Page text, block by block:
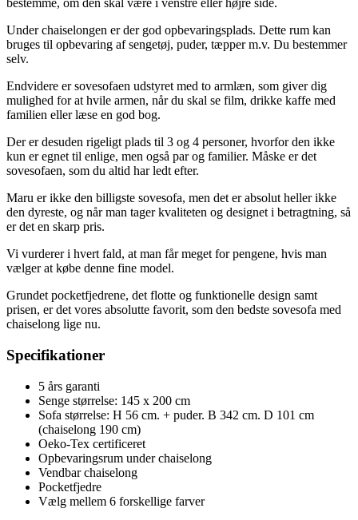
bestemme, om den skal være i venstre eller højre side.
Under chaiselongen er der god opbevaringsplads. Dette rum kan
bruges til opbevaring af sengetøj, puder, tæpper m.v. Du bestemmer
selv.
Endvidere er sovesofaen udstyret med to armlæn, som giver dig
mulighed for at hvile armen, når du skal se film, drikke kaffe med
familien eller læse en god bog.
Der er desuden rigeligt plads til 3 og 4 personer, hvorfor den ikke
kun er egnet til enlige, men også par og familier. Måske er det
sovesofaen, som du altid har ledt efter.
Maru er ikke den billigste sovesofa, men det er absolut heller ikke
den dyreste, og når man tager kvaliteten og designet i betragtning, så
er det en skarp pris.
Vi vurderer i hvert fald, at man får meget for pengene, hvis man
vælger at købe denne fine model.
Grundet pocketfjedrene, det flotte og funktionelle design samt
prisen, er det vores absolutte favorit, som den bedste sovesofa med
chaiselong lige nu.
Specifikationer
5 års garanti
Senge størrelse: 145 x 200 cm
Sofa størrelse: H 56 cm. + puder. B 342 cm. D 101 cm
(chaiselong 190 cm)
Oeko-Tex certificeret
Opbevaringsrum under chaiselong
Vendbar chaiselong
Pocketfjedre
Vælg mellem 6 forskellige farver